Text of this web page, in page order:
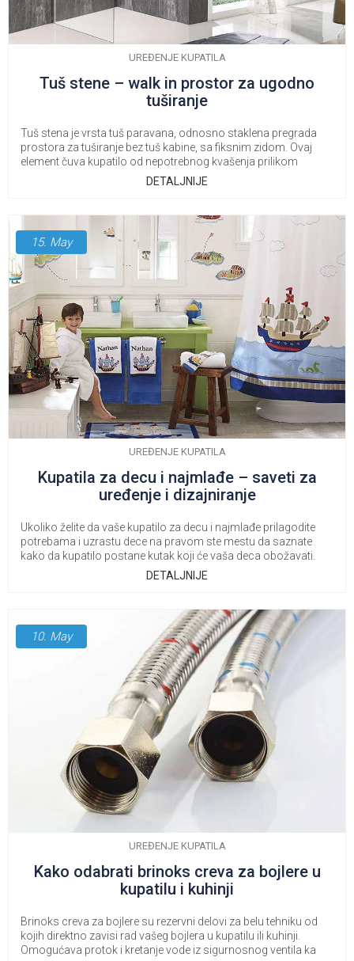
UREĐENJE KUPATILA
Tuš stene – walk in prostor za ugodno
tuširanje
Tuš stena je vrsta tuš paravana, odnosno staklena pregrada
prostora za tuširanje bez tuš kabine, sa fiksnim zidom. Ovaj
element čuva kupatilo od nepotrebnog kvašenja prilikom
DETALJNIJE
15. May
UREĐENJE KUPATILA
Kupatila za decu i najmlađe – saveti za
uređenje i dizajniranje
Ukoliko želite da vaše kupatilo za decu i najmlađe prilagodite
potrebama i uzrastu dece na pravom ste mestu da saznate
kako da kupatilo postane kutak koji će vaša deca obožavati.
DETALJNIJE
10. May
UREĐENJE KUPATILA
Kako odabrati brinoks creva za bojlere u
kupatilu i kuhinji
Brinoks creva za bojlere su rezervni delovi za belu tehniku od
kojih direktno zavisi rad vašeg bojlera u kupatilu ili kuhinji.
Omogućava protok i kretanje vode iz sigurnosnog ventila ka